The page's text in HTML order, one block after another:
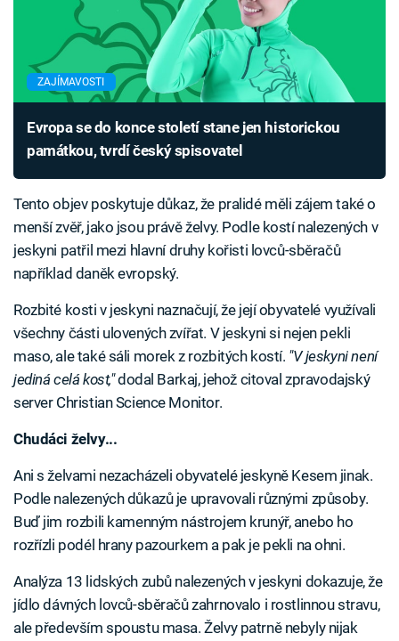
ZAJÍMAVOSTI
Evropa se do konce století stane jen historickou
památkou, tvrdí český spisovatel
Tento objev poskytuje důkaz, že pralidé měli zájem také o
menší zvěř, jako jsou právě želvy. Podle kostí nalezených v
jeskyni patřil mezi hlavní druhy kořisti lovců-sběračů
například daněk evropský.
Rozbité kosti v jeskyni naznačují, že její obyvatelé využívali
všechny části ulovených zvířat. V jeskyni si nejen pekli
maso, ale také sáli morek z rozbitých kostí. "V jeskyni není
jediná celá kost,"dodal Barkaj, jehož citoval zpravodajský
server Christian Science Monitor.
Chudáci želvy...
Ani s želvami nezacházeli obyvatelé jeskyně Kesem jinak.
Podle nalezených důkazů je upravovali různými způsoby.
Buď jim rozbili kamenným nástrojem krunýř, anebo ho
rozřízli podél hrany pazourkem a pak je pekli na ohni.
Analýza 13 lidských zubů nalezených v jeskyni dokazuje, že
jídlo dávných lovců-sběračů zahrnovalo i rostlinnou stravu,
ale především spoustu masa. Želvy patrně nebyly nijak